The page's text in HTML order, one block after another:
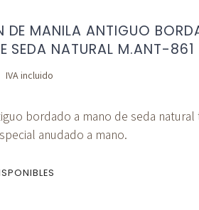
DE MANILA ANTIGUO
SEDA NATURAL M.ANT-861
IVA incluido
bordado a mano de seda natural
anudado a mano.